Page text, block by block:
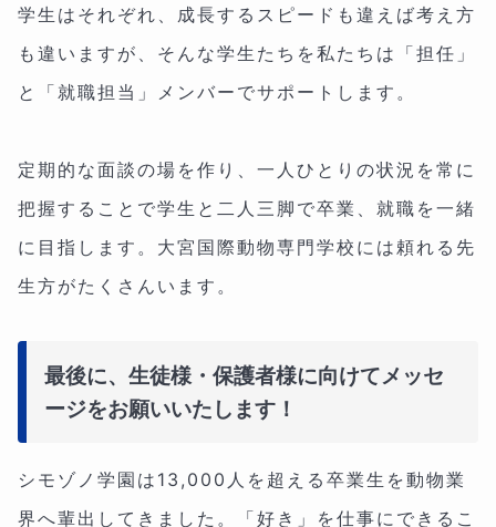
学生はそれぞれ、成長するスピードも違えば考え方
も違いますが、そんな学生たちを私たちは「担任」
と「就職担当」メンバーでサポートします。
定期的な面談の場を作り、一人ひとりの状況を常に
把握することで学生と二人三脚で卒業、就職を一緒
に目指します。大宮国際動物専門学校には頼れる先
生方がたくさんいます。
最後に、生徒様・保護者様に向けてメッセ
ージをお願いいたします！
シモゾノ学園は13,000人を超える卒業生を動物業
界へ輩出してきました。「好き」を仕事にできるこ